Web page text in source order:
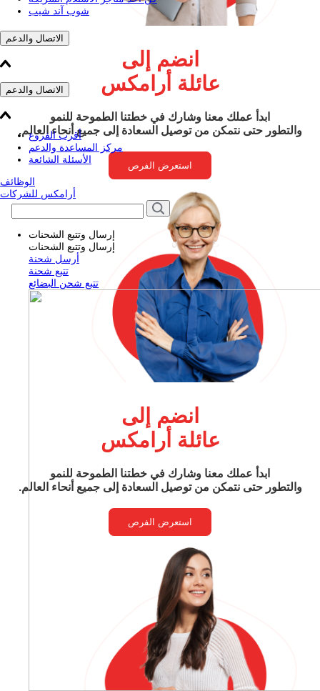
شوب آند شيب
الاتصال والدعم
الاتصال والدعم
أقرب الفروع
مركز المساعدة والدعم
الأسئلة الشائعة
الوظائف
أرامكس للشركات
إرسال وتتبع الشحنات
إرسال وتتبع الشحنات
أرسل شحنة
تتبع شحنة
تتبع شحن البضائع
انضم إلى
عائلة أرامكس
ابدأ عملك معنا وشارك في خطتنا الطموحة للنمو
والتطور حتى نتمكن من توصيل السعادة إلى جميع أنحاء العالم.
استعرض الفرص
انضم إلى
عائلة أرامكس
ابدأ عملك معنا وشارك في خطتنا الطموحة للنمو
والتطور حتى نتمكن من توصيل السعادة إلى جميع أنحاء العالم.
استعرض الفرص